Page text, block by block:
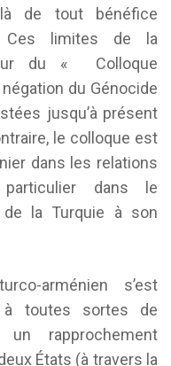
de tout bénéfice
Ces limites de la
du « Colloque
du Génocide
jusqu’à présent
le colloque est
dans les relations
dans le
la Turquie à son
arménien s’est
à toutes sortes de
rapprochement
États (à travers la